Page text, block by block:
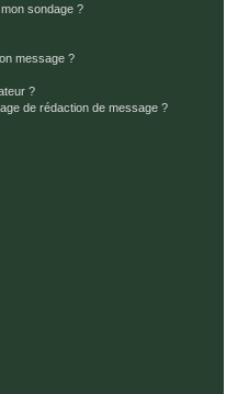
sondage ?
message ?
?
de rédaction de message ?